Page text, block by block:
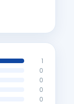
1
0
0
0
0